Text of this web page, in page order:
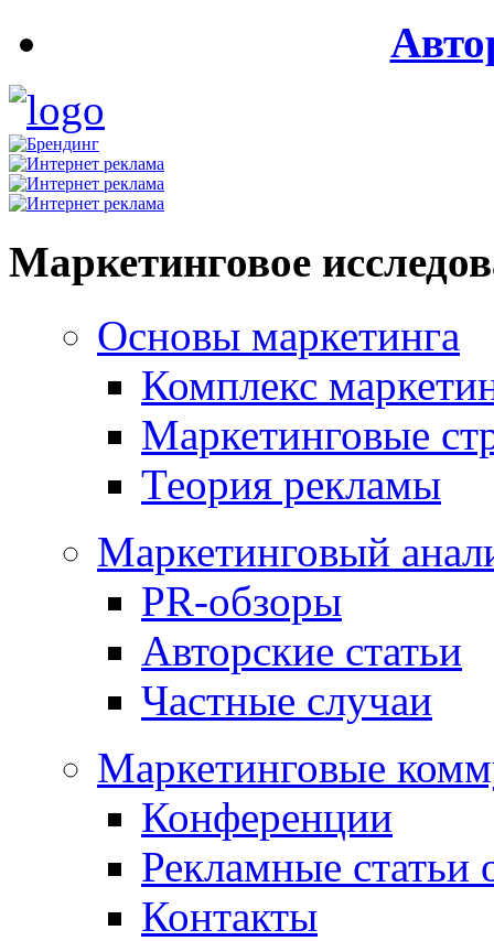
Маркетинговое
Основы маркетинга
Комплекс
Маркетинговые
Теория рекламы
Маркетинговый
PR-обзоры
Авторские статьи
Частные случаи
Маркетинговые
Конференции
Рекламные статьи
Контакты